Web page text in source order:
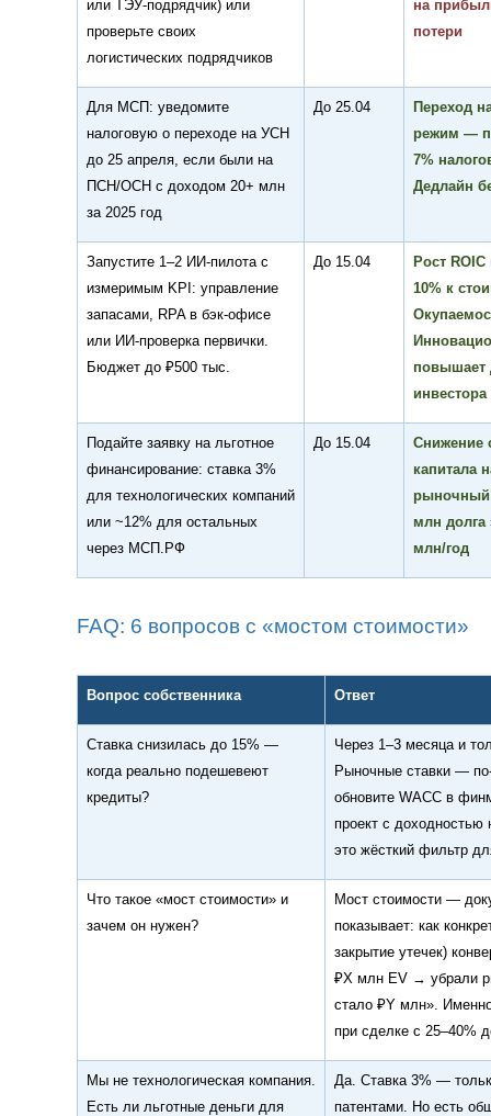
или ТЭУ-подрядчик) или
проверьте своих
логистических подрядчиков
на
потери
Для МСП: уведомите
налоговую о переходе на УСН
до 25 апреля, если были на
ПСН/ОСН с доходом 20+ млн
за 2025 год
До 25.04
Переход
режим —
7%
Дедлайн
Запустите 1–2 ИИ-пилота с
измеримым KPI: управление
запасами, RPA в бэк-офисе
или ИИ-проверка первички.
Бюджет до ₽500 тыс.
До 15.04
Рост
10% к
повышает
инвестора
Подайте заявку на льготное
финансирование: ставка 3%
для технологических компаний
или ~12% для остальных
через МСП.РФ
До 15.04
Снижение
капитала
рыночный
млн долга
млн/год
FAQ: 6 вопросов с «мостом стоимости»
Вопрос собственника Ответ
Ставка снизилась до 15% —
когда реально подешевеют
кредиты?
Через 1–3 месяца и
Рыночные ставки —
обновите WACC в
проект с
это жёсткий фильтр
Что такое «мост стоимости» и
зачем он нужен?
Мост стоимости —
показывает: как
закрытие утечек)
₽X млн EV → убрали
стало ₽Y млн».
при сделке с 25–40%
Мы не технологическая компания.
Есть ли льготные деньги для
Да. Ставка 3% —
патентами. Но есть